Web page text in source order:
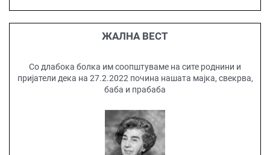
ЖАЛНА ВЕСТ
Со длабока болка им соопштуваме на сите роднини и
пријатели дека на 27.2.2022 почина нашата мајка, свекрва,
баба и прабаба